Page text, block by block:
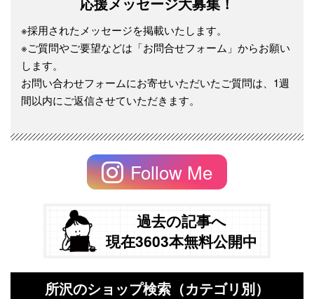
※採用されたメッセージを掲載いたします。
※ご質問やご要望などは「お問合せフォーム」からお願い
します。
お問い合わせフォームにお寄せいただいたご質問は、1週
間以内にご返信させていただきます。
Follow Me
過去の記事へ
現在3603本無料公開中
所沢のショップ検索（カテゴリ別）